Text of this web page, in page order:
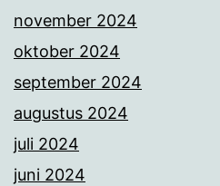
november 2024
oktober 2024
september 2024
augustus 2024
juli 2024
juni 2024